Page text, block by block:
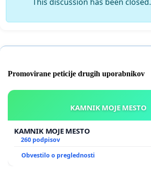
Promovirane peticije drugih uporabnikov
KAMNIK MOJE MESTO
KAMNIK MOJE MESTO
260 podpisov
Obvestilo o preglednosti